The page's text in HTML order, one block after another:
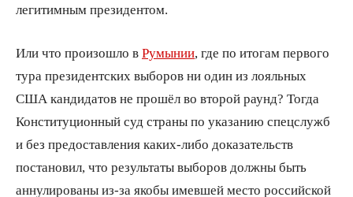
легитимным президентом.
Или что произошло в Румынии , где по итогам первого
тура президентских выборов ни один из лояльных
США кандидатов не прошёл во второй раунд? Тогда
Конституционный суд страны по указанию спецслужб
и без предоставления каких-либо доказательств
постановил, что результаты выборов должны быть
аннулированы из-за якобы имевшей место российской